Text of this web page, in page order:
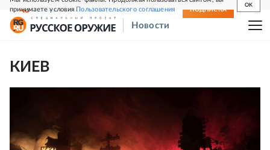
принимаете условияПользовательского соглашения
OK
СВЕЖИЙ НОМЕР ПОДПИСКА
Новости
КИЕВ